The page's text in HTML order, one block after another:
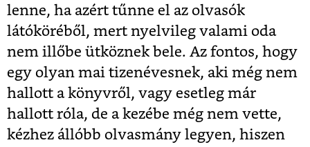
lenne, ha azért tűnne el az olvasók
látóköréből, mert nyelvileg valami oda
nem illőbe ütköznek bele. Az fontos, hogy
egy olyan mai tizenévesnek, aki még nem
hallott a könyvről, vagy esetleg már
hallott róla, de a kezébe még nem vette,
kézhez állóbb olvasmány legyen, hiszen